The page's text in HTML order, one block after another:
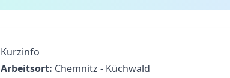
Kurzinfo
Arbeitsort: Chemnitz - Küchwald